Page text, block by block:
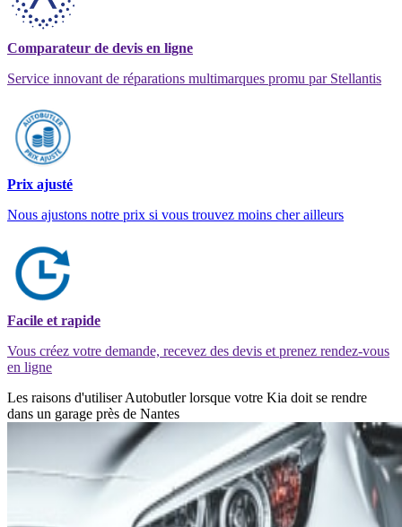
Comparateur de devis en ligne
Service innovant de réparations multimarques promu par Stellantis
Prix ajusté
Nous ajustons notre prix si vous trouvez moins cher ailleurs
Facile et rapide
Vous créez votre demande, recevez des devis et prenez rendez-vous
en ligne
Les raisons d'utiliser Autobutler lorsque votre Kia doit se rendre
dans un garage près de Nantes